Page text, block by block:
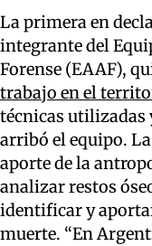
La primera en
integrante del
Forense (EAAF),
trabajo en el
técnicas utilizadas
arribó el equipo.
aporte de la
analizar restos
identificar y
muerte. “En